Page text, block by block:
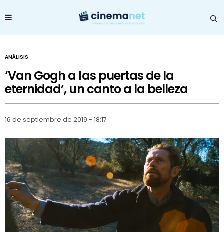
ANÁLISIS
‘Van Gogh a las puertas de la
eternidad’, un canto a la belleza
16 de septiembre de 2019 - 18:17